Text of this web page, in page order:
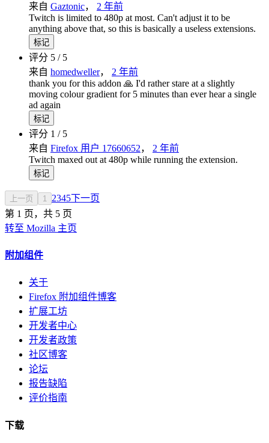
来自 Gaztonic， 2 年前
Twitch is limited to 480p at most. Can't adjust it to be
anything above that, so this is basically a useless extensions.
标记
评分 5 / 5
来自 homedweller， 2 年前
thank you for this addon 🙏 I'd rather stare at a slightly
moving colour gradient for 5 minutes than ever hear a single
ad again
标记
评分 1 / 5
来自 Firefox 用户 17660652， 2 年前
Twitch maxed out at 480p while running the extension.
标记
上一页 1 2345下一页
第 1 页，共 5 页
转至 Mozilla 主页
附加组件
关于
Firefox 附加组件博客
扩展工坊
开发者中心
开发者政策
社区博客
论坛
报告缺陷
评价指南
下载